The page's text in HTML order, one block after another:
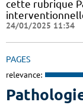
cette rubrique
24/01/2025 11:34
PAGES
relevance: